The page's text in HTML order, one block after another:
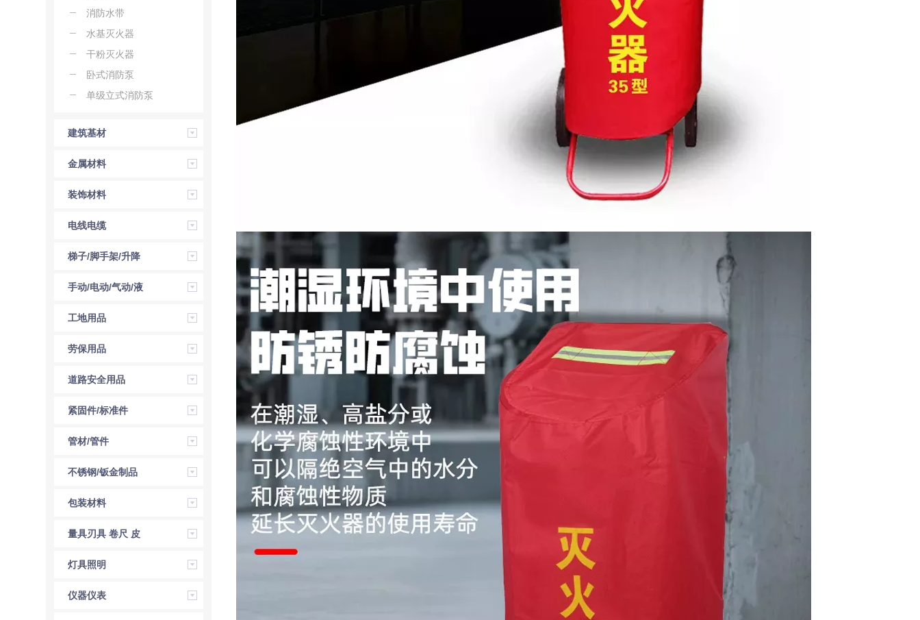
消防水带
水基灭火器
干粉灭火器
卧式消防泵
单级立式消防泵
建筑基材
金属材料
装饰材料
电线电缆
梯子/脚手架/升降
机
手动/电动/气动/液
压工具
工地用品
劳保用品
道路安全用品
紧固件/标准件
管材/管件
不锈钢/钣金制品
包装材料
量具刃具 卷尺 皮
尺 角尺 直尺
灯具照明
仪器仪表